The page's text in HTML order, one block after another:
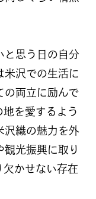
と思う日の自分
米沢での生活に
の両立に励んで
を愛するよう
沢織の魅力を外
光振興に取り
欠かせない存在